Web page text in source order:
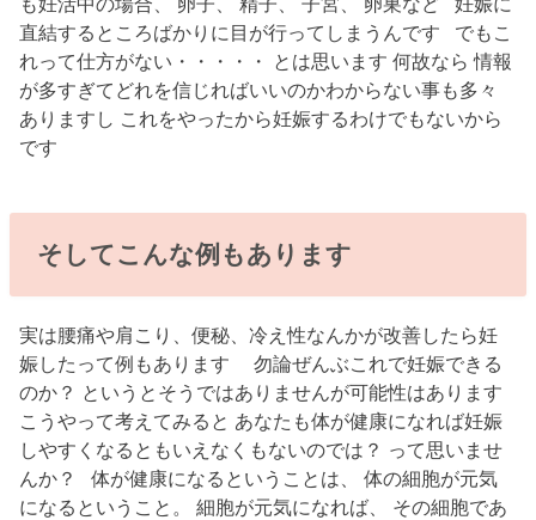
直結するところばかりに目が行ってしまうんです でもこ
れって仕方がない・・・・・ とは思います 何故なら 情報
が多すぎてどれを信じればいいのかわからない事も多々
ありますし これをやったから妊娠するわけでもないから
です
そしてこんな例もあります
実は腰痛や肩こり、便秘、冷え性なんかが改善したら妊
娠したって例もあります 勿論ぜんぶこれで妊娠できる
のか？ というとそうではありませんが可能性はあります
こうやって考えてみると あなたも体が健康になれば妊娠
しやすくなるともいえなくもないのでは？ って思いませ
んか？ 体が健康になるということは、 体の細胞が元気
になるということ。 細胞が元気になれば、 その細胞であ